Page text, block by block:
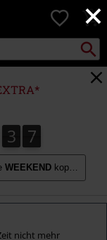
×
0
suchen
3
3
3
3 5
6
5
7
6
WEEKEND kopieren
nicht mehr